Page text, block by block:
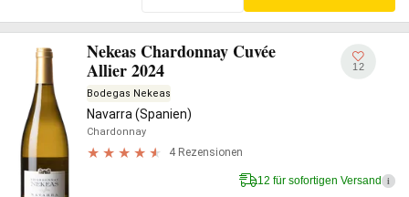
Nekeas Chardonnay Cuvée
Allier 2024
Bodegas Nekeas
Navarra (Spanien)
Chardonnay
4 Rezensionen
12
12 für sofortigen Versand i